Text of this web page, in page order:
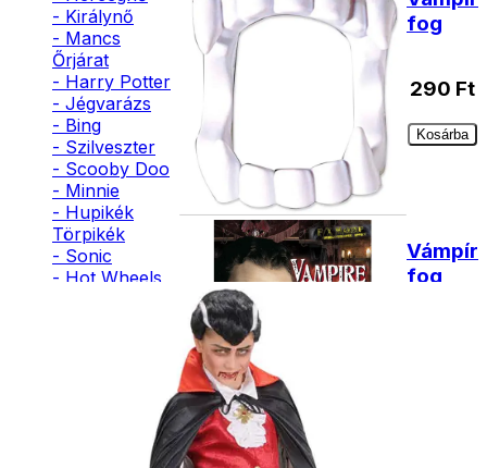
- Királynő
- Mancs
Őrjárat
- Harry Potter
- Jégvarázs
- Bing
- Szilveszter
- Scooby Doo
- Minnie
- Hupikék
Törpikék
- Sonic
- Hot Wheels
fog
290 Ft
Kosárba
Vámpír
fog